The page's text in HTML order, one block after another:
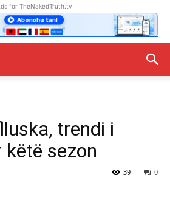
for TheNakedTruth.tv
trendi i
këtë sezon
0
39